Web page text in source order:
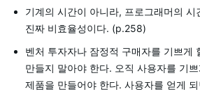
기계의 시간이 아니라, 프로그래머의 시
진짜 비효율성이다. (p.258)
벤처 투자자나 잠정적 구매자를 기쁘게
만들지 말아야 한다. 오직 사용자를 기
제품을 만들어야 한다. 사용자를 얻게